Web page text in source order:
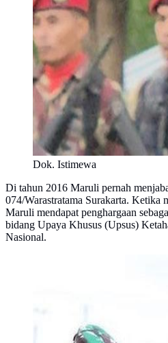
Dok. Istimewa
Di tahun 2016 Maruli pernah
074/Warastratama Surakarta. Ketika
Maruli mendapat penghargaan
bidang Upaya Khusus (Upsus)
Nasional.